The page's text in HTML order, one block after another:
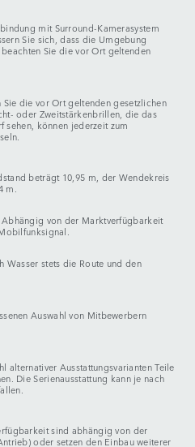
mit Surround-Kamerasystem
Sie sich, dass die Umgebung
Sie die vor Ort geltenden
die vor Ort geltenden gesetzlichen
oder Zweitstärkenbrillen, die das
können jederzeit zum
beträgt 10,95 m, der Wendekreis
m.
von der Marktverfügbarkeit
Wasser stets die Route und den
Auswahl von Mitbewerbern
alternativer Ausstattungsvarianten Teile
Die Serienausstattung kann je nach
sind abhängig von der
oder setzen den Einbau weiterer